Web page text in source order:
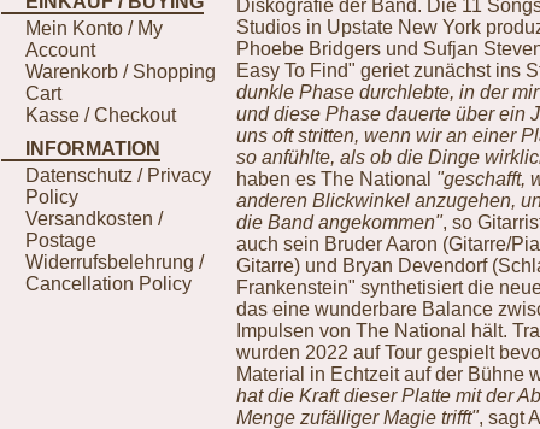
Mein Konto / My
Account
Warenkorb / Shopping
Cart
Kasse / Checkout
INFORMATION
Datenschutz / Privacy
Policy
Versandkosten /
Postage
Widerrufsbelehrung /
Cancellation Policy
Diskografie der Band. Die 11
Studios in Upstate New York
Phoebe Bridgers und Sufjan
Easy To Find" geriet zunächst ins
dunkle Phase durchlebte, in der
und diese Phase dauerte über ein
uns oft stritten, wenn wir an einer
so anfühlte, als ob die Dinge
haben es The National "geschafft,
anderen Blickwinkel anzugehen,
die Band angekommen", so
auch sein Bruder Aaron (Gitarre/
Gitarre) und Bryan Devendorf
Frankenstein" synthetisiert die
das eine wunderbare Balance
Impulsen von The National hält.
wurden 2022 auf Tour gespielt
Material in Echtzeit auf der Bühne
hat die Kraft dieser Platte mit der
Menge zufälliger Magie trifft", sagt